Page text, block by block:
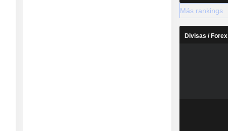
Más rankings
Divisas / Forex